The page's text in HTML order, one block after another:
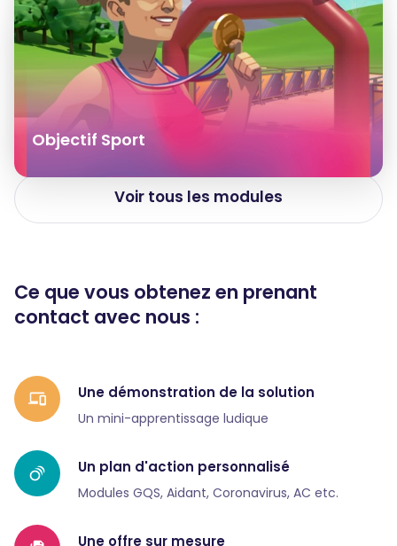
Objectif Sport
Voir tous les modules
Ce que vous obtenez en prenant
contact avec nous :
Une démonstration de la solution
Un mini-apprentissage ludique
Un plan d'action personnalisé
Modules GQS, Aidant, Coronavirus, AC etc.
Une offre sur mesure